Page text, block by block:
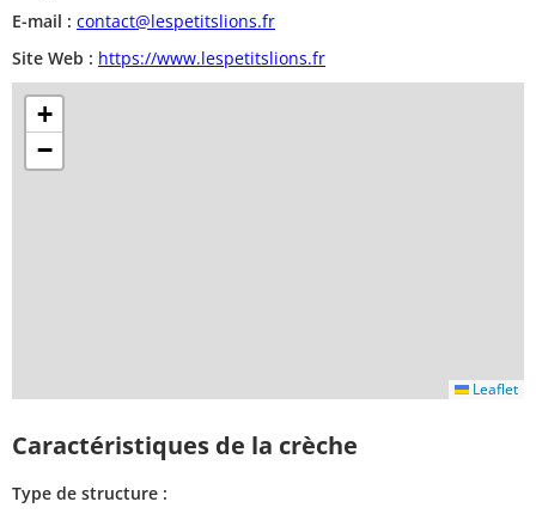
E-mail : contact@lespetitslions.fr
Site Web : https://www.lespetitslions.fr
+
−
Leaflet
Caractéristiques de la crèche
Type de structure :